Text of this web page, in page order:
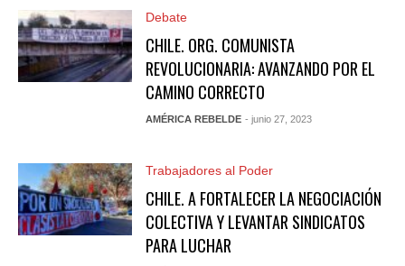
Debate
CHILE. ORG. COMUNISTA
REVOLUCIONARIA: AVANZANDO POR EL
CAMINO CORRECTO
AMÉRICA REBELDE - junio 27, 2023
Trabajadores al Poder
CHILE. A FORTALECER LA NEGOCIACIÓN
COLECTIVA Y LEVANTAR SINDICATOS
PARA LUCHAR